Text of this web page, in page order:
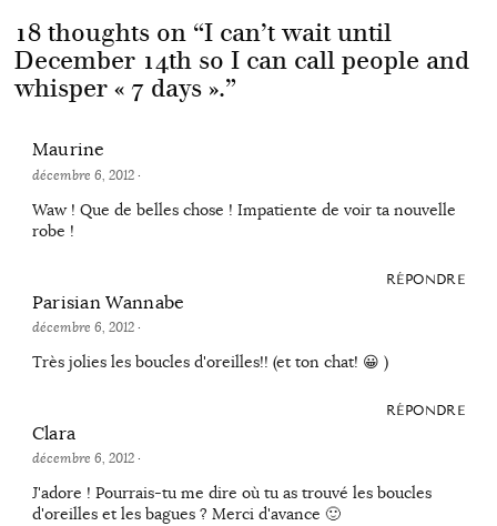
18 thoughts on “I can’t wait until
December 14th so I can call people and
whisper « 7 days ».”
Maurine
décembre 6, 2012·
Waw ! Que de belles chose ! Impatiente de voir ta nouvelle
robe !
RÉPONDRE
Parisian Wannabe
décembre 6, 2012·
Très jolies les boucles d'oreilles!! (et ton chat! 😀 )
RÉPONDRE
Clara
décembre 6, 2012·
J'adore ! Pourrais-tu me dire où tu as trouvé les boucles
d'oreilles et les bagues ? Merci d'avance 🙂